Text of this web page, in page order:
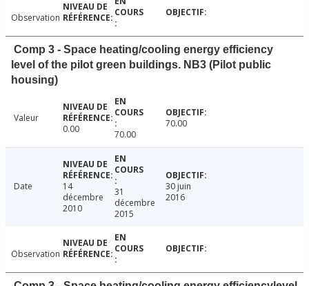
Observation
Comp 3 - Space heating/cooling energy efficiency
level of the pilot green buildings. NB3 (Pilot public
housing)
Valeur
0.00
70.00
70.00
Date
14
décembre
2010
31
décembre
2015
30 juin
2016
Observation